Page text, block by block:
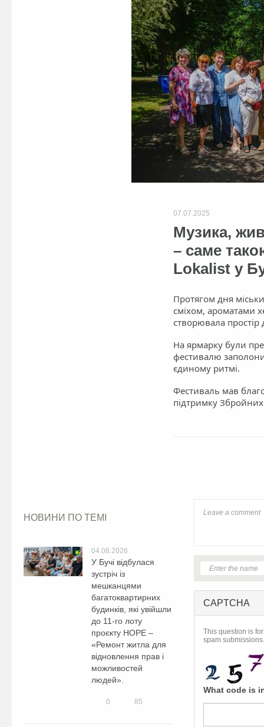
07.07.2025
Музика,
– саме
Lokalist у
Протягом дня
сміхом, ароматами
створювала простір
На ярмарку були
фестивалю
єдиному ритмі.
Фестиваль мав
підтримку
НОВИНИ ПО ТЕМІ
04.08.2026
У Бучі відбулася
зустріч із
мешканцями
багатоквартирних
будинків, які увійшли
до 11-го лоту
проєкту HOPE –
«Ремонт житла для
відновлення прав і
можливостей
людей».
0 85
CAPTCHA
This question is
spam submissions.
What code is